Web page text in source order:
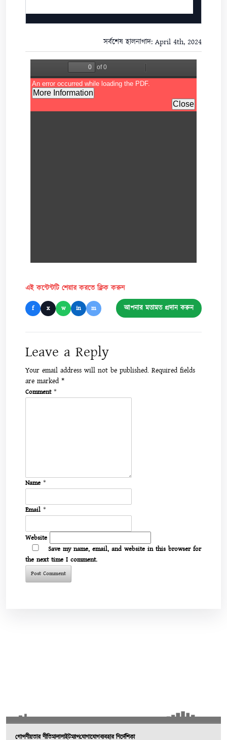
সর্বশেষ হালনাগাদ: April 4th, 2024
এই কন্টেন্টটি শেয়ার করতে ক্লিক করুন
f x w in m আপনার মতামত প্রদান করুন
Leave a Reply
Your email address will not be published. Required fields
are marked *
Comment *
Name *
Email *
Website
Save my name, email, and website in this browser for
the next time I comment.
গোপনীয়তার নীতিমালাসাইটম্যাপযোগাযোগব্যবহার নির্দেশিকা